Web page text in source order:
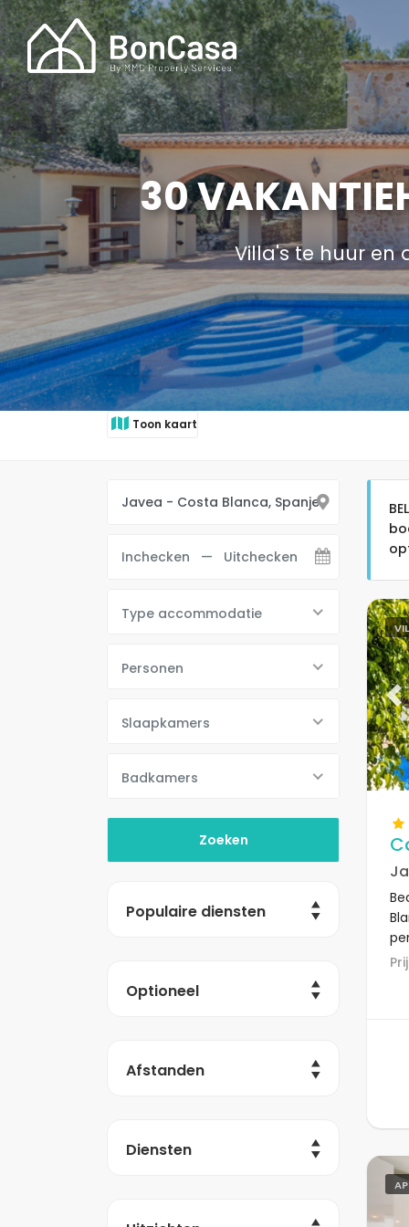
30
Villa's te huur en
Toon kaart
Type accommodatie
Personen
Slaapkamers
Badkamers
Populaire diensten
Optioneel
Afstanden
Diensten